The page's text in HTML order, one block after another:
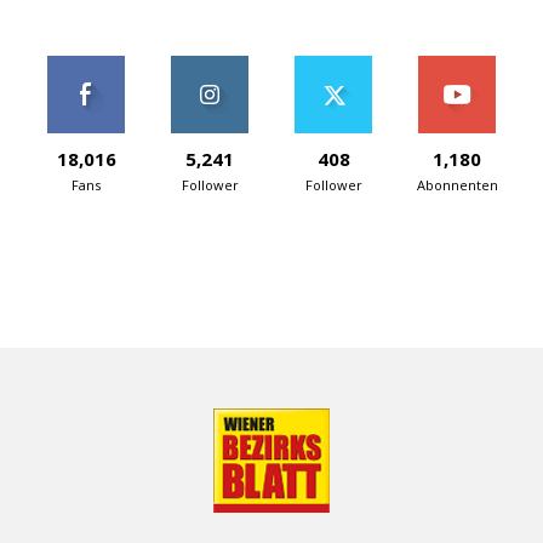
18,016
Fans
5,241
Follower
408
Follower
1,180
Abonnenten